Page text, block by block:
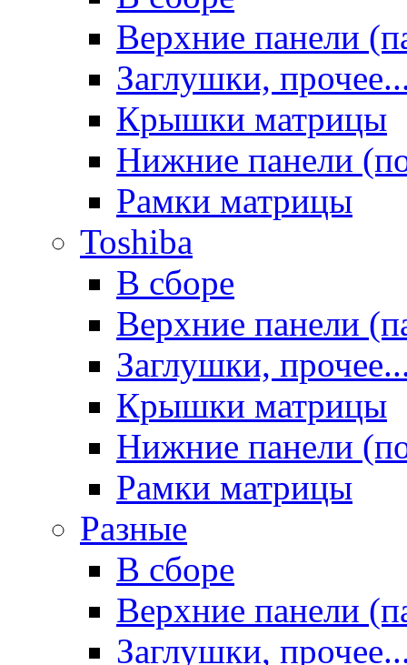
Верхние панели
Заглушки,
Крышки матрицы
Нижние панели
Рамки матрицы
Toshiba
В сборе
Верхние панели
Заглушки,
Крышки матрицы
Нижние панели
Рамки матрицы
Разные
В сборе
Верхние панели
Заглушки,